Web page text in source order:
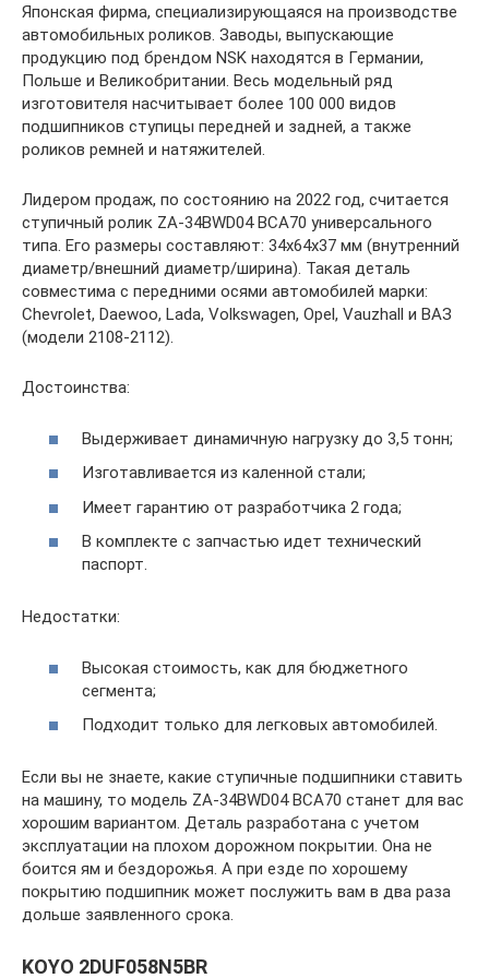
Японская фирма, специализирующаяся на производстве
автомобильных роликов. Заводы, выпускающие
продукцию под брендом NSK находятся в Германии,
Польше и Великобритании. Весь модельный ряд
изготовителя насчитывает более 100 000 видов
подшипников ступицы передней и задней, а также
роликов ремней и натяжителей.
Лидером продаж, по состоянию на 2022 год, считается
ступичный ролик ZA-34BWD04 BCA70 универсального
типа. Его размеры составляют: 34х64х37 мм (внутренний
диаметр/внешний диаметр/ширина). Такая деталь
совместима с передними осями автомобилей марки:
Chevrolet, Daewoo, Lada, Volkswagen, Opel, Vauzhall и ВАЗ
(модели 2108-2112).
Достоинства:
Выдерживает динамичную нагрузку до 3,5 тонн;
Изготавливается из каленной стали;
Имеет гарантию от разработчика 2 года;
В комплекте с запчастью идет технический
паспорт.
Недостатки:
Высокая стоимость, как для бюджетного
сегмента;
Подходит только для легковых автомобилей.
Если вы не знаете, какие ступичные подшипники ставить
на машину, то модель ZA-34BWD04 BCA70 станет для вас
хорошим вариантом. Деталь разработана с учетом
эксплуатации на плохом дорожном покрытии. Она не
боится ям и бездорожья. А при езде по хорошему
покрытию подшипник может послужить вам в два раза
дольше заявленного срока.
KOYO 2DUF058N5BR